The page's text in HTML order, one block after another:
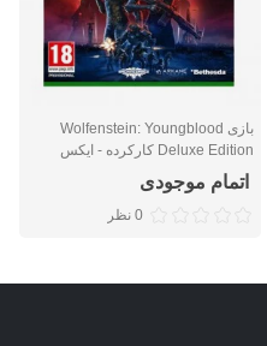
بازی Wolfenstein: Youngblood
Deluxe Edition کارکرده - ایکس
باکس وان
اتمام موجودی
0 نظر